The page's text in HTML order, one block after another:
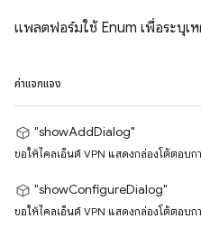
แพลตฟอร์มใช้ Enum เพื่อระบุเ
ค่าแจกแจง
"showAddDialog"
ขอให้ไคลเอ็นต์ VPN แสดงกล่องโต้ตอบก
"showConfigureDialog"
ขอให้ไคลเอ็นต์ VPN แสดงกล่องโต้ตอบก